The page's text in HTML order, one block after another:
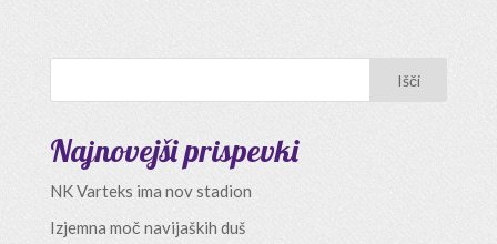
Najnovejši prispevki
NK Varteks ima nov stadion
Izjemna moč navijaških duš